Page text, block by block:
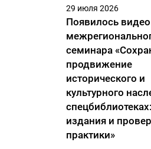
29 июля 2026
Появилось
семинара
продвижение
исторического и
культурного
издания и
практики»